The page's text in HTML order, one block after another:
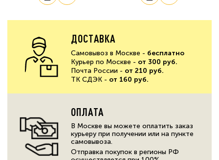
ДОСТАВКА
Самовывоз в Москве - бесплатно
Курьер по Москве - от 300 руб.
Почта России - от 210 руб.
ТК СДЭК - от 160 руб.
ОПЛАТА
В Москве вы можете оплатить заказ
курьеру при получении или на пункте
самовывоза.
Отправка покупок в регионы РФ